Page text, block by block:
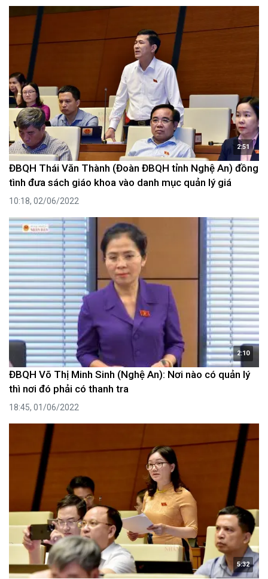
2:51
ĐBQH Thái Văn Thành (Đoàn ĐBQH tỉnh Nghệ An) đồng
tình đưa sách giáo khoa vào danh mục quản lý giá
10:18, 02/06/2022
2:10
ĐBQH Võ Thị Minh Sinh (Nghệ An): Nơi nào có quản lý
thì nơi đó phải có thanh tra
18:45, 01/06/2022
5:32